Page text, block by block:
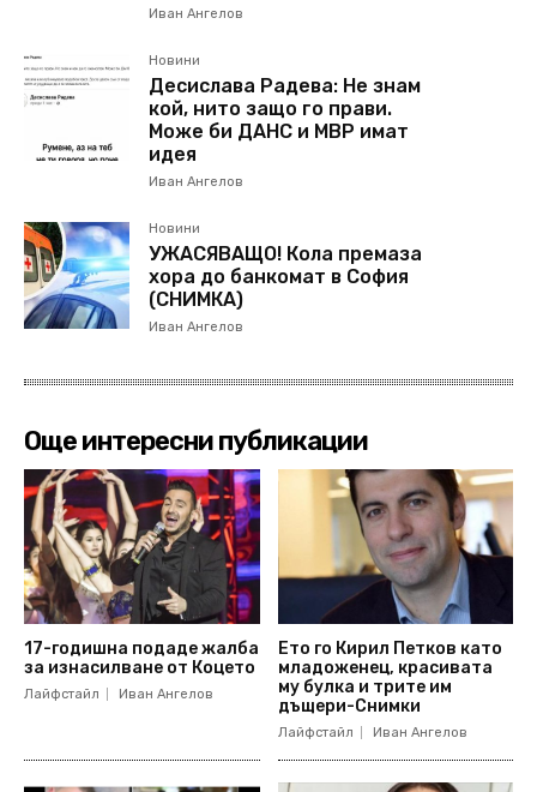
Иван Ангелов
Новини
Десислава Радева: Не знам
кой, нито защо го прави.
Може би ДАНС и МВР имат
идея
Иван Ангелов
Новини
УЖАСЯВАЩО! Кола премаза
хора до банкомат в София
(СНИМКА)
Иван Ангелов
Още интересни публикации
17-годишна подаде жалба
за изнасилване от Коцето
Лайфстайл Иван Ангелов
Ето го Кирил Петков като
младоженец, красивата
му булка и трите им
дъщери-Снимки
Лайфстайл Иван Ангелов